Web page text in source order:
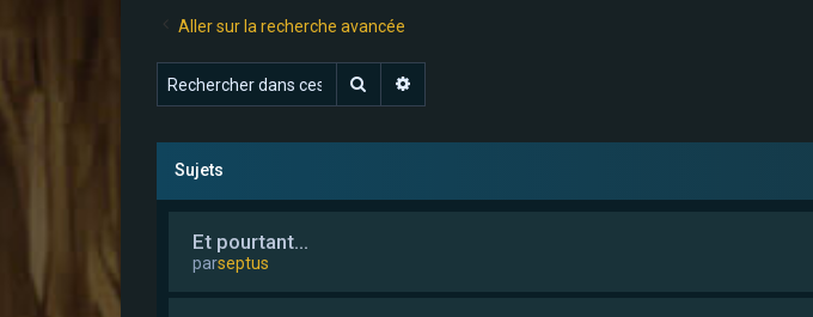
Aller sur la recherche avancée
Rechercher
Sujets
Et pourtant...
parseptus